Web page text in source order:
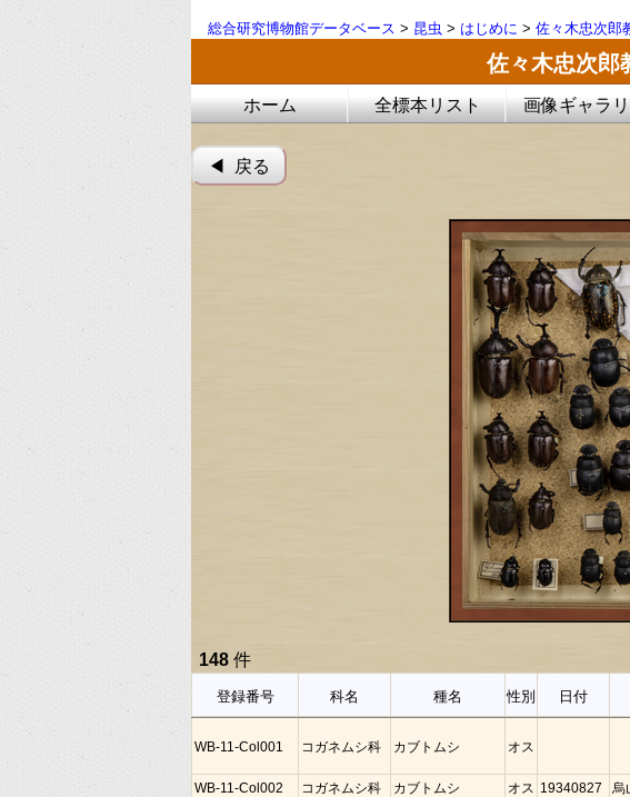
総合研究博物館データベース > 昆虫 > はじめに > 佐々木忠次郎
佐々木忠次郎
ホーム 全標本リスト 画像ギャラ
◀︎ 戻る
148 件
登録番号 科名 種名 性別 日付
WB-11-Col001 コガネムシ科 カブトムシ オス
WB-11-Col002
コガネムシ科 カブトムシ オス 19340827 烏